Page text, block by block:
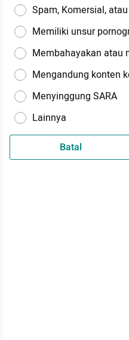
Spam, Komersial,
Memiliki unsur
Membahayakan atau
Mengandung konten
Menyinggung SARA
Lainnya
Batal